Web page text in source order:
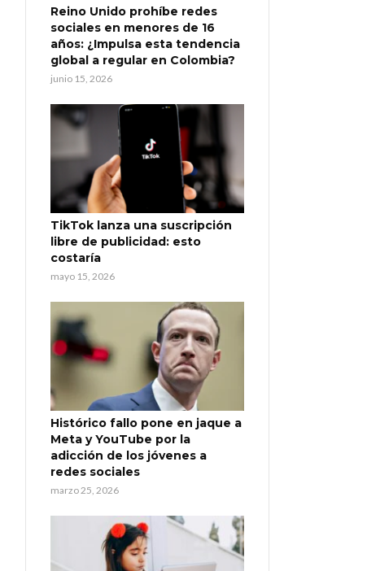
Reino Unido prohíbe redes
sociales en menores de 16
años: ¿Impulsa esta tendencia
global a regular en Colombia?
junio 15, 2026
TikTok lanza una suscripción
libre de publicidad: esto
costaría
mayo 15, 2026
Histórico fallo pone en jaque a
Meta y YouTube por la
adicción de los jóvenes a
redes sociales
marzo 25, 2026